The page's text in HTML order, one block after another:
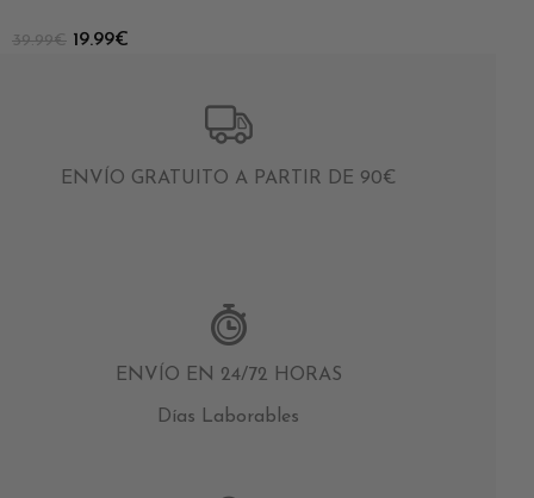
39.99€ 19.99€
ENVÍO GRATUITO A PARTIR DE 90€
ENVÍO EN 24/72 HORAS
Días Laborables